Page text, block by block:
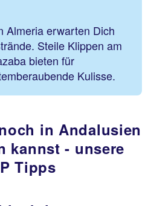
Almeria erwarten Dich
Steile Klippen am
bieten für
Kulisse.
in Andalusien
kannst - unsere
Tipps